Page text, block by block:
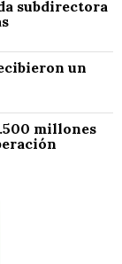
subdirectora
un
millones